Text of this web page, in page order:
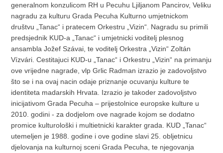
generalnom konzulicom RH u Pecuhu Ljiljanom Pancirov, Veliku
nagradu za kulturu Grada Pecuha Kulturno umjetnickom
društvu „Tanac“ i pratecem Orkestru „Vizin“. Nagradu su primili
predsjednik KUD-a „Tanac“ i umjetnicki voditelj plesnog
ansambla Jožef Szávai, te voditelj Orkestra „Vizin“ Zoltán
Vízvári. Cestitajuci KUD-u „Tanac“ i Orkestru „Vizin“ na primanju
ove vrijedne nagrade, vlp Grlic Radman izrazio je zadovoljstvo
što se i na ovaj nacin odaje priznanje ocuvanju kulture te
identiteta madarskih Hrvata. Izrazio je takoder zadovoljstvo
inicijativom Grada Pecuha – prijestolnice europske kulture u
2010. godini - za dodjelom ove nagrade kojom se dodatno
promice kulturološki i multietnicki karakter grada. KUD „Tanac“
utemeljen je 1988. godine i ove godine slavi 25. obljetnicu
djelovanja na kulturnoj sceni Grada Pecuha, te njegovanja